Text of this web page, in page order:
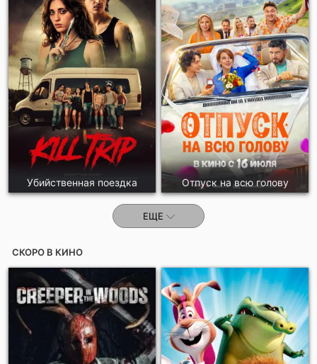
Убийственная поездка Отпуск на всю голову
ЕЩЕ
СКОРО В КИНО